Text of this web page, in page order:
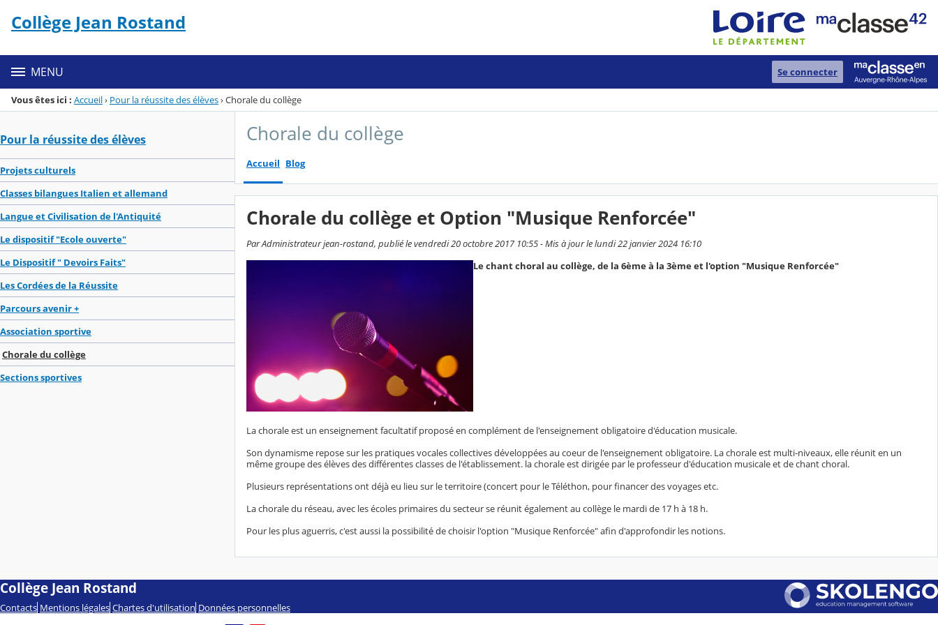
Menu de la rubrique
Contenu
Collège Jean Rostand
MENU Se connecter
Vous êtes ici : Accueil› Pour la réussite des élèves›Chorale du collège
Pour la réussite des élèves
Projets culturels
Classes bilangues Italien et allemand
Langue et Civilisation de l'Antiquité
Le dispositif "Ecole ouverte"
Le Dispositif " Devoirs Faits"
Les Cordées de la Réussite
Parcours avenir +
Association sportive
Chorale du collège
Sections sportives
Chorale du collège
Accueil Blog
Chorale du collège et Option "Musique Renforcée"
Par Administrateur jean-rostand, publié le vendredi 20 octobre 2017 10:55 - Mis à jour le lundi 22 janvier 2024 16:10
Le chant choral au collège, de la 6ème à la 3ème et l'option "Musique Renforcée"
La chorale est un enseignement facultatif proposé en complément de l'enseignement obligatoire d'éducation musicale.
Son dynamisme repose sur les pratiques vocales collectives développées au coeur de l'enseignement obligatoire. La chorale est multi-niveaux, elle réunit en un
même groupe des élèves des différentes classes de l'établissement. la chorale est dirigée par le professeur d'éducation musicale et de chant choral.
Plusieurs représentations ont déjà eu lieu sur le territoire (concert pour le Téléthon, pour financer des voyages etc.
La chorale du réseau, avec les écoles primaires du secteur se réunit également au collège le mardi de 17 h à 18 h.
Pour les plus aguerris, c'est aussi la possibilité de choisir l'option "Musique Renforcée" afin d'approfondir les notions.
Collège Jean Rostand
Contacts Mentions légales Chartes d'utilisation Données personnelles